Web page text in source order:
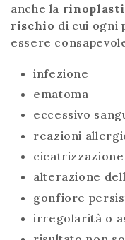
anche la
rischio di cui ogni
essere
infezione
ematoma
eccessivo
reazioni
alterazione
gonfiore
irregolarità o